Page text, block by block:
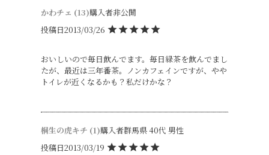
かわチェ 13 購入者非公開
投稿日2013/03/26
おいしいので毎日飲んでます。毎日緑茶を飲んでまし
たが、最近は三年番茶。ノンカフェインですが、やや
トイレが近くなるかも？私だけかな？
桐生の虎キチ 1 購入者群馬県40代 男性
投稿日2013/03/19